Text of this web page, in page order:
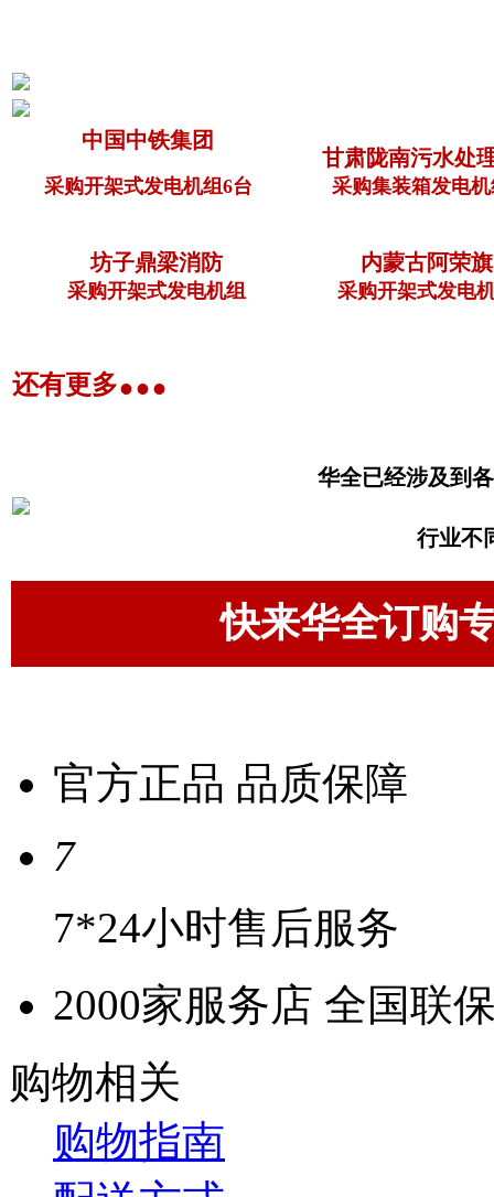
中国中铁集团
采购开架式发电机组6台
甘肃陇南污水处
采购集装箱发电机
坊子鼎梁消防
采购开架式发电机组
内蒙古阿荣旗
采购开架式发电
还有更多...
华全已经涉及到
行业不
快来华全订购
官方正品 品质保障
7
7*24小时售后服务
2000家服务店 全国联
购物相关
购物指南